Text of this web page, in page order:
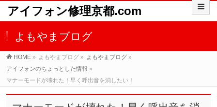
アイフォン修理京都.com
よもやまブログ
HOME » よもやまブログ » よもやまブログ »
アイフォンのちょっとした情報 »
マナーモードが壊れた！早く呼出音を消したい！